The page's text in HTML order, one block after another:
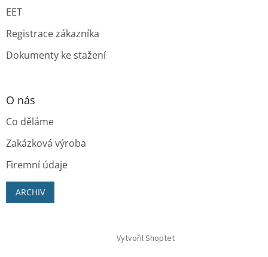
EET
Registrace zákazníka
Dokumenty ke stažení
O nás
Co děláme
Zakázková výroba
Firemní údaje
ARCHIV
Vytvořil Shoptet